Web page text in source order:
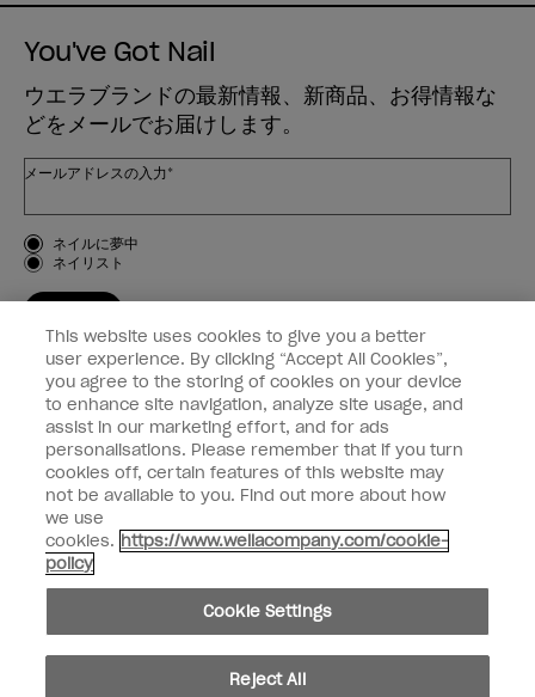
You've Got Nail
ウエラブランドの最新情報、新商品、お得情報な
どをメールでお届けします。
メールアドレスの入力*
お客様のタイプ
ネイルに夢中
ネイリスト
OPI
個人情報の取り扱い
facebookinstagram
個人情報を共有または販売しないでください
© Copyright 2024, Wella Operations US LLC, 無断複写・転載を禁じます。
This website uses cookies to give you a better
user experience. By clicking “Accept All Cookies”,
you agree to the storing of cookies on your device
to enhance site navigation, analyze site usage, and
assist in our marketing effort, and for ads
personalisations. Please remember that if you turn
cookies off, certain features of this website may
not be available to you. Find out more about how
we use
cookies. https://www.wellacompany.com/cookie-
policy
Cookie Settings
Reject All